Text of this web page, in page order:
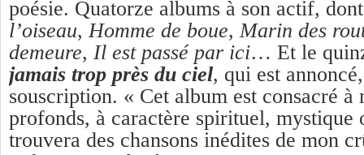
poésie. Quatorze albums à son actif,
l’oiseau, Homme de boue, Marin des
demeure, Il est passé par ici… Et le
jamais trop près du ciel, qui est
souscription. « Cet album est consacré à
profonds, à caractère spirituel, mystique
trouvera des chansons inédites de mon